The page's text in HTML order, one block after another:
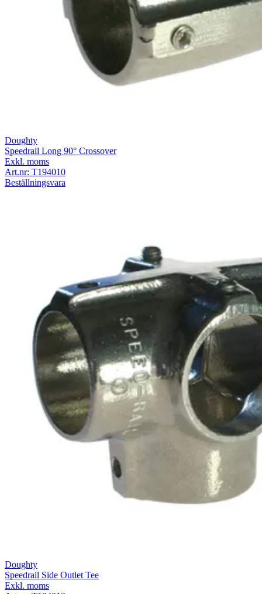
Doughty
Speedrail Long 90° Crossover
Exkl. moms
Art.nr: T194010
Beställningsvara
Doughty
Speedrail Side Outlet Tee
Exkl. moms